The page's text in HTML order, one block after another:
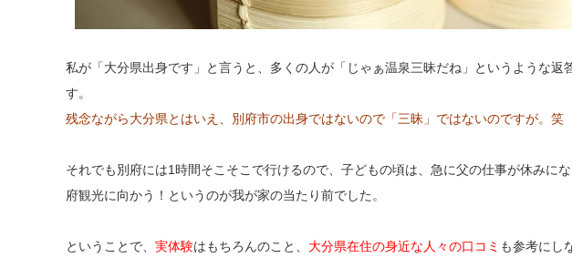
私が「大分県出身です」と言うと、多くの人が「じゃぁ温泉三昧だね」というような返
す。
残念ながら大分県とはいえ、別府市の出身ではないので「三昧」ではないのですが。笑
それでも別府には1時間そこそこで行けるので、子どもの頃は、急に父の仕事が休みに
府観光に向かう！というのが我が家の当たり前でした。
ということで、 実体験はもちろんのこと、 大分県在住の身近な人々の口コミ も参考にし